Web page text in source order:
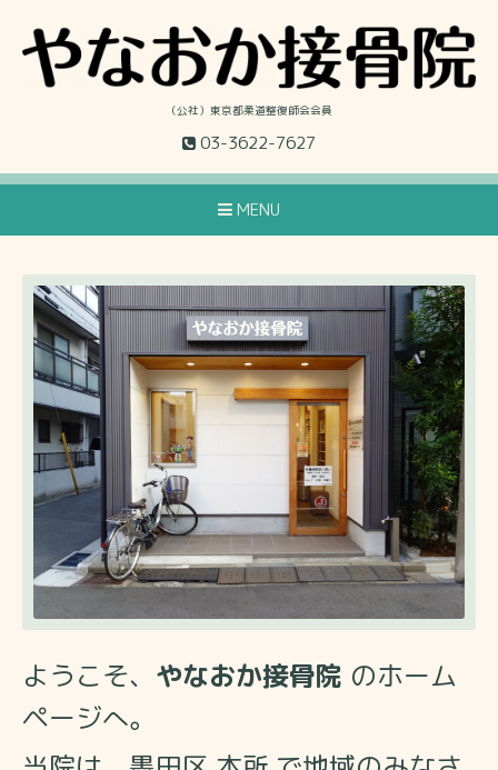
（公社）東京都柔道整復師会会員
03-3622-7627
MENU
ようこそ、 やなおか接骨院 のホーム
ページへ。